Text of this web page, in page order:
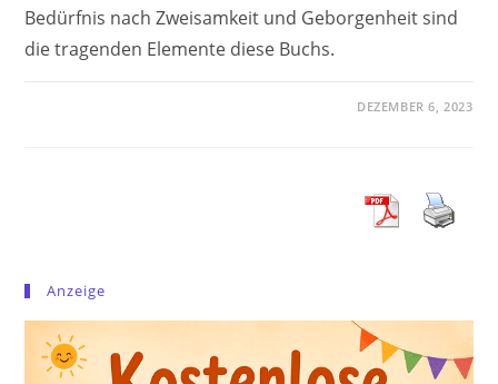
Bedürfnis nach Zweisamkeit und Geborgenheit sind
die tragenden Elemente diese Buchs.
DEZEMBER 6, 2023
Anzeige